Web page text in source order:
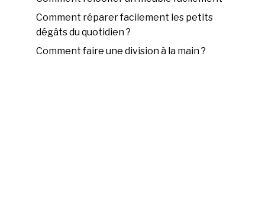
Comment réparer facilement les petits
dégâts du quotidien ?
Comment faire une division à la main ?